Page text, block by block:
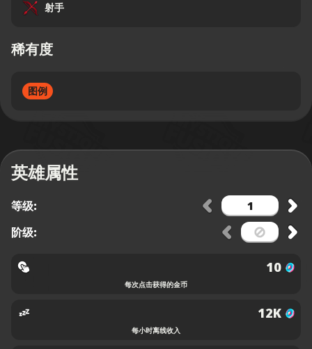
射手
稀有度
图例
英雄属性
等级:
阶级:
10
每次点击获得的金币
12K
每小时离线收入